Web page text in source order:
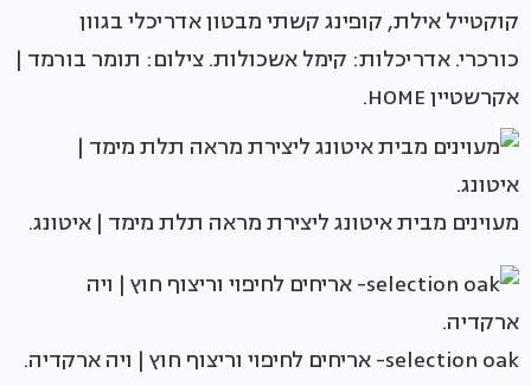
קוקטייל אילת, קופינג קשתי מבטון אדריכלי בגוון
כורכרי. אדריכלות: קימל אשכולות. צילום: תומר בורמד |
אקרשטיין HOME.
מעוינים מבית איטונג ליצירת מראה תלת מימד | איטונג.
selection oak- אריחים לחיפוי וריצוף חוץ | ויה ארקדיה.